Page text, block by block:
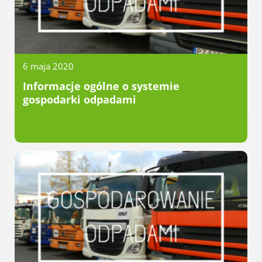
Radni Rady Miasta Luboń
Sesja Rady Miasta
Harmonogram dyżurów radnych
Komisje Rady Miasta Luboń
Terminarz spotkań komisji
Uchwały Rady Miasta Luboń
Młodzieżowa Rada Miasta Luboń
POZOSTAŁE
Państwowy Fundusz Rehabilitacji Osób
Niepełnosprawnych
Zakład Ubezpieczeń Społecznych
Poznańska Lokalna Organizacja
6 maja 2020
Informacje ogólne o systemie
gospodarki odpadami